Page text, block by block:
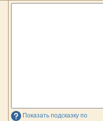
Показать подсказку по